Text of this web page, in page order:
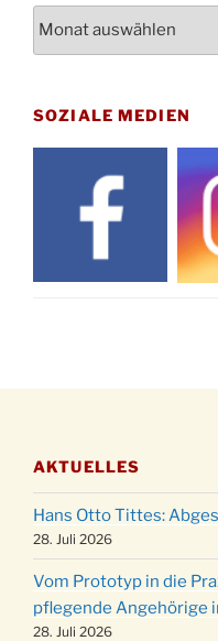
12.11.
St. Martin
Uhr
21.11.
Basar im Ev.
Katharinenball
Stadtteilhaus
Kinderbibeltag
12 Uhr
Stadtteilhaus
11.12.
Puer-Natus
Robert-
19.12.
Kinderbibeltag
12 Uhr
20.12.
Weihnachts-
der Kirche um
SOZIALE MEDIEN
AKTUELLES
Hans Otto Tittes:
28. Juli 2026
Vom Prototyp in die
pflegende Angehörige
28. Juli 2026